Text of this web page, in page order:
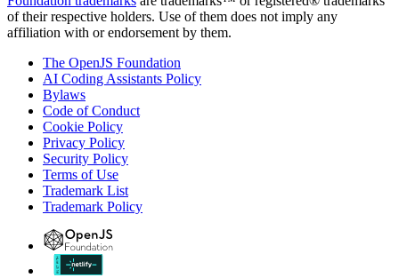
of their respective holders. Use of them does not imply any
affiliation with or endorsement by them.
The OpenJS Foundation
AI Coding Assistants Policy
Bylaws
Code of Conduct
Cookie Policy
Privacy Policy
Security Policy
Terms of Use
Trademark List
Trademark Policy